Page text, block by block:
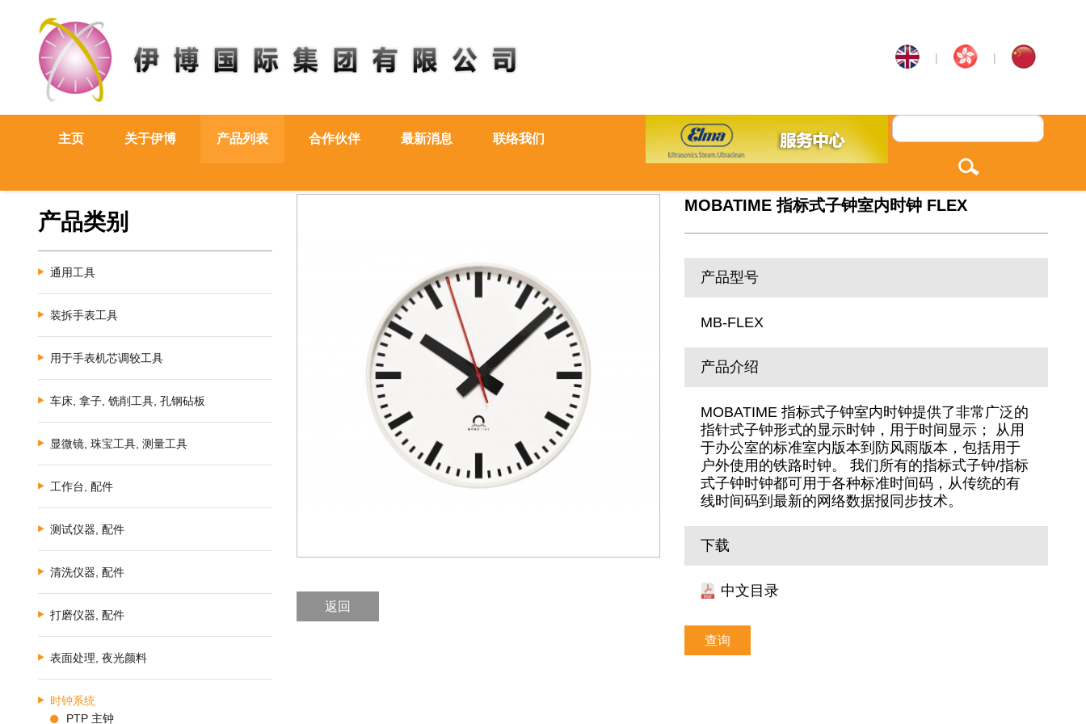
| |
主页 关于伊博 产品列表 合作伙伴 最新消息 联络我们
产品类别
通用工具
装拆手表工具
用于手表机芯调较工具
车床, 拿子, 铣削工具, 孔钢砧板
显微镜, 珠宝工具, 测量工具
工作台, 配件
测试仪器, 配件
清洗仪器, 配件
打磨仪器, 配件
表面处理, 夜光颜料
时钟系统
PTP 主钟
返回
MOBATIME 指标式子钟室内时钟 FLEX
产品型号
MB-FLEX
产品介绍
MOBATIME 指标式子钟室内时钟提供了非常广泛的
指针式子钟形式的显示时钟，用于时间显示； 从用
于办公室的标准室内版本到防风雨版本，包括用于
户外使用的铁路时钟。 我们所有的指标式子钟/指标
式子钟时钟都可用于各种标准时间码，从传统的有
线时间码到最新的网络数据报同步技术。
下载
中文目录
查询